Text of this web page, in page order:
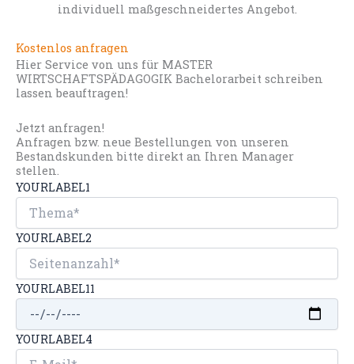
individuell maßgeschneidertes Angebot.
Kostenlos anfragen
Hier Service von uns für MASTER
WIRTSCHAFTSPÄDAGOGIK Bachelorarbeit schreiben
lassen beauftragen!
Jetzt anfragen!
Anfragen bzw. neue Bestellungen von unseren
Bestandskunden bitte direkt an Ihren Manager
stellen.
YOURLABEL1
YOURLABEL2
YOURLABEL11
YOURLABEL4